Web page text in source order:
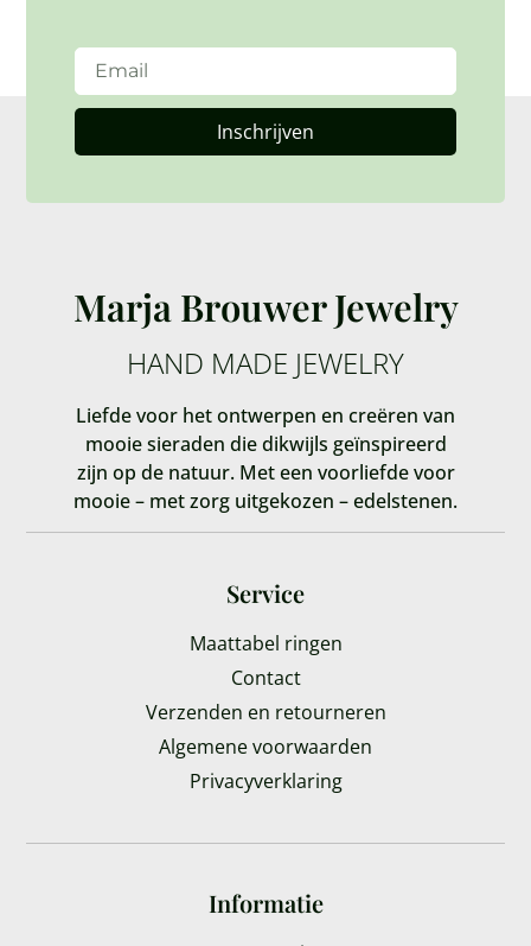
Inschrijven
Marja Brouwer Jewelry
HAND MADE JEWELRY
Liefde voor het ontwerpen en creëren van
mooie sieraden die dikwijls geïnspireerd
zijn op de natuur. Met een voorliefde voor
mooie – met zorg uitgekozen – edelstenen.
Service
Maattabel ringen
Contact
Verzenden en retourneren
Algemene voorwaarden
Privacyverklaring
Informatie